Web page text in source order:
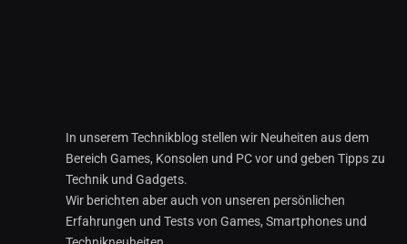
In unserem Technikblog stellen wir Neuheiten aus dem
Bereich Games, Konsolen und PC vor und geben Tipps zu
Technik und Gadgets.
Wir berichten aber auch von unseren persönlichen
Erfahrungen und Tests von Games, Smartphones und